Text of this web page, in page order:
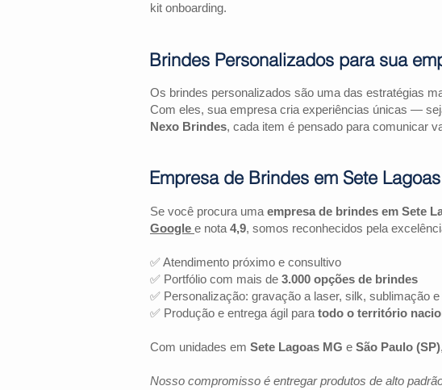
kit onboarding.
Os brindes personalizados são uma das estratégias
Com eles, sua empresa cria experiências únicas —
Nexo Brindes, cada item é pensado para comunicar
Se você procura uma empresa de brindes em Sete
Google e nota 4,9, somos reconhecidos pela
✅ Atendimento próximo e consultivo
✅ Portfólio com mais de 3.000 opções de brindes
✅ Personalização: gravação a laser, silk, sublimação
✅ Produção e entrega ágil para todo o território
Com unidades em Sete Lagoas MG e São Paulo (SP)
Nosso compromisso é entregar produtos de alto
Brindes Personalizados para sua
Empresa de Brindes em Sete Lagoas